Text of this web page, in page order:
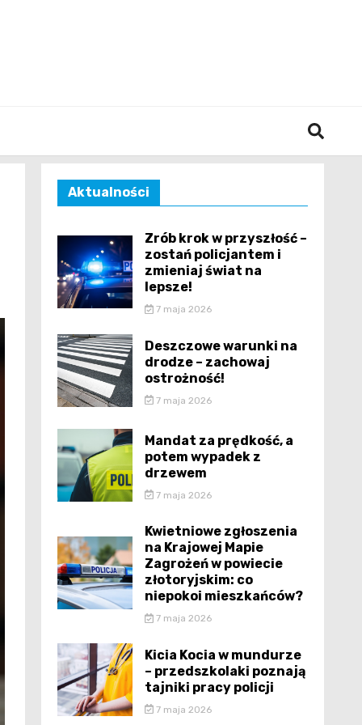
Aktualności
Zrób krok w przyszłość –
zostań policjantem i
zmieniaj świat na
lepsze!
7 maja 2026
Deszczowe warunki na
drodze – zachowaj
ostrożność!
7 maja 2026
Mandat za prędkość, a
potem wypadek z
drzewem
7 maja 2026
Kwietniowe zgłoszenia
na Krajowej Mapie
Zagrożeń w powiecie
złotoryjskim: co
niepokoi mieszkańców?
7 maja 2026
Kicia Kocia w mundurze
– przedszkolaki poznają
tajniki pracy policji
7 maja 2026